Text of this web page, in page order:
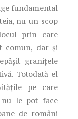
fundamental
nu un scop
prin care
comun, dar şi
graniţele
Totodată el
pe care
nu le pot face
de români